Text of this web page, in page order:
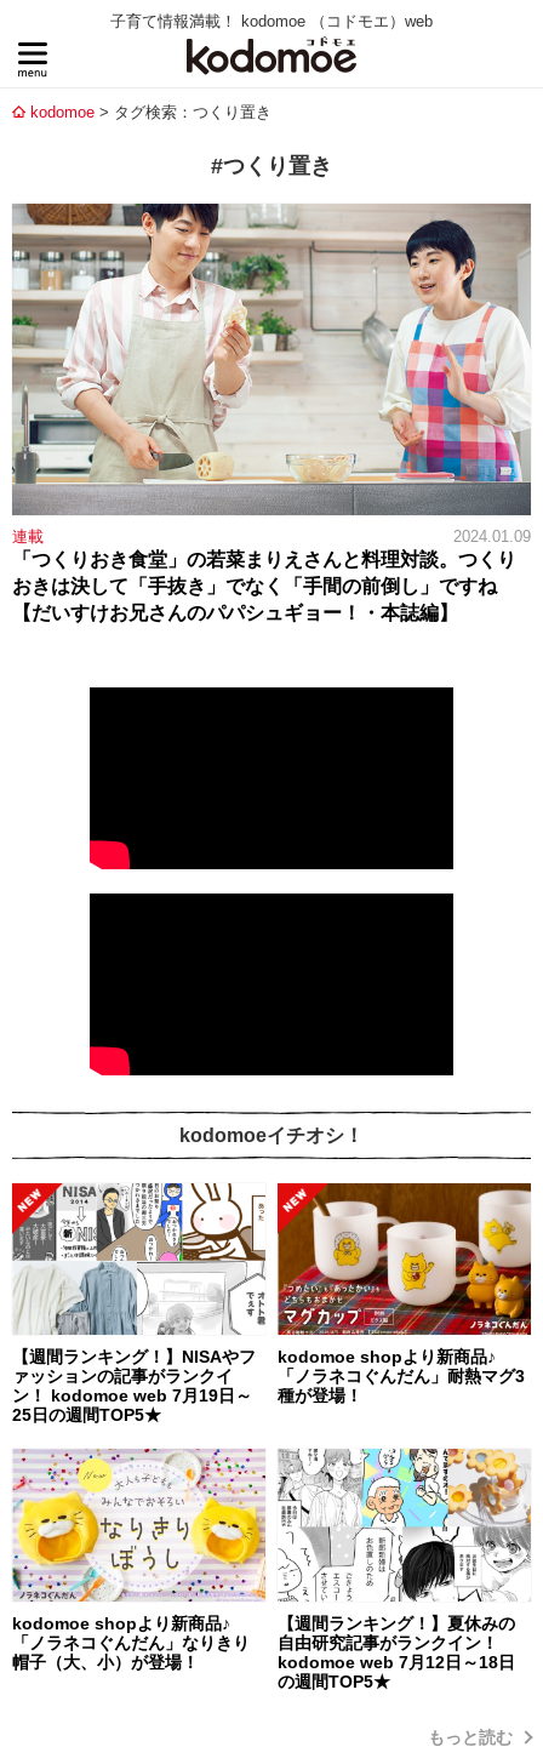
子育て情報満載！ kodomoe （コドモエ）web
kodomoe タグ検索：つくり置き
#つくり置き
連載 2024.01.09
「つくりおき食堂」の若菜まりえさんと料理対談。つくり
おきは決して「手抜き」でなく「手間の前倒し」ですね
【だいすけお兄さんのパパシュギョー！・本誌編】
kodomoeイチオシ！
【週間ランキング！】NISAやフ
ァッションの記事がランクイ
ン！ kodomoe web 7月19日～
25日の週間TOP5★
kodomoe shopより新商品♪
「ノラネコぐんだん」耐熱マグ3
種が登場！
kodomoe shopより新商品♪
「ノラネコぐんだん」なりきり
帽子（大、小）が登場！
【週間ランキング！】夏休みの
自由研究記事がランクイン！
kodomoe web 7月12日～18日
の週間TOP5★
もっと読む